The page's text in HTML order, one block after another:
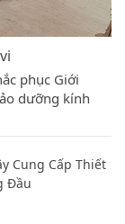
phục Giới
dưỡng kính
Cung Cấp Thiết
Đầu